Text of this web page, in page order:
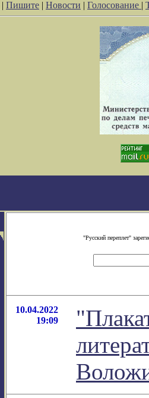
| Пишите | Новости | Голосование |
"Русский переплет"
10.04.2022
19:09